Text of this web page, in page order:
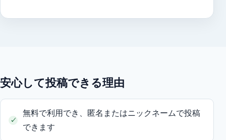
安心して投稿できる理由
無料で利用でき、匿名またはニックネームで投稿
できます